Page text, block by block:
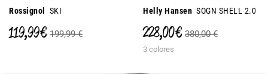
Rossignol SKI
119,99 € 199,99 €
Helly Hansen SOGN SHELL 2.0
228,00 € 380,00 €
3 colores